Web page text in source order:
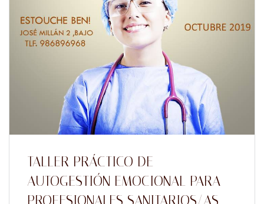
TALLER PRÁCTICO DE
AUTOGESTIÓN EMOCIONAL PARA